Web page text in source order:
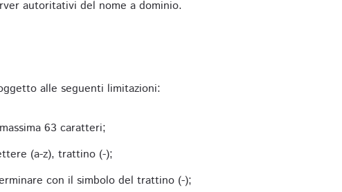
autoritativi del nome a dominio.
alle seguenti limitazioni:
63 caratteri;
(a-z), trattino (-);
con il simbolo del trattino (-);